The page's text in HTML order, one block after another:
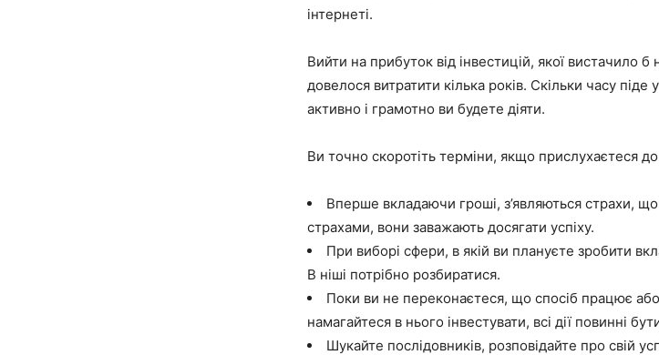
інтернеті.
Вийти на прибуток від інвестицій, якої вистачило
довелося витратити кілька років. Скільки часу піде
активно і грамотно ви будете діяти.
Ви точно скоротіть терміни, якщо прислухаєтеся
Вперше вкладаючи гроші, з’являються страхи,
страхами, вони заважають досягати успіху.
При виборі сфери, в якій ви плануєте зробити
В ніші потрібно розбиратися.
Поки ви не переконаєтеся, що спосіб працює
намагайтеся в нього інвестувати, всі дії повинні
Шукайте послідовників, розповідайте про свій